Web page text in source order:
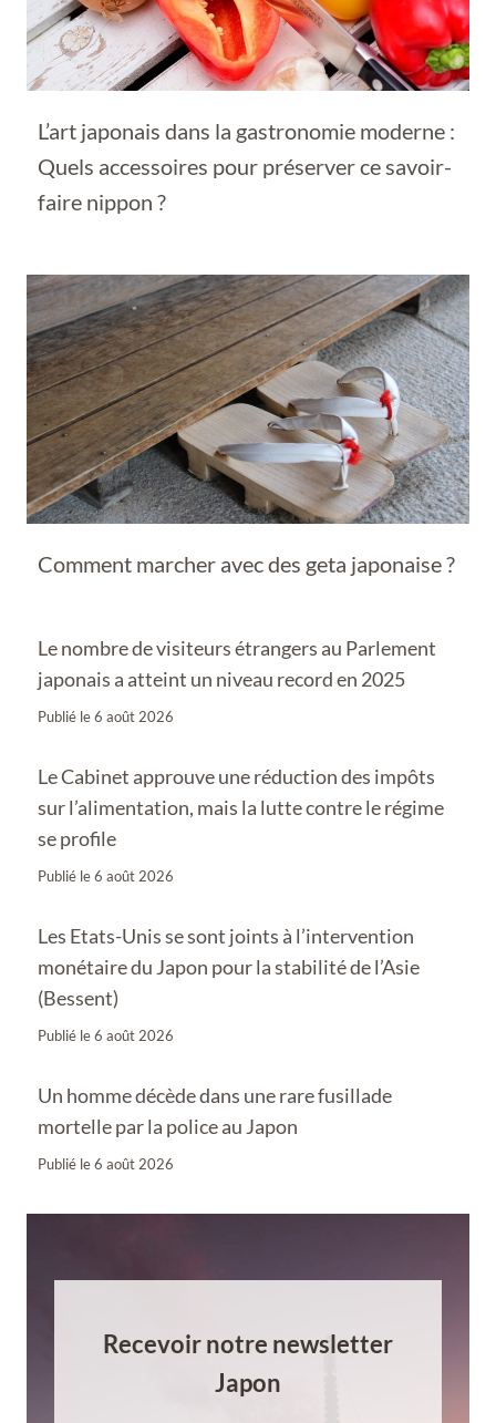
L’art japonais dans la gastronomie moderne :
Quels accessoires pour préserver ce savoir-
faire nippon ?
Comment marcher avec des geta japonaise ?
Le nombre de visiteurs étrangers au Parlement
japonais a atteint un niveau record en 2025
Publié le6 août 2026
Le Cabinet approuve une réduction des impôts
sur l’alimentation, mais la lutte contre le régime
se profile
Publié le6 août 2026
Les Etats-Unis se sont joints à l’intervention
monétaire du Japon pour la stabilité de l’Asie
(Bessent)
Publié le6 août 2026
Un homme décède dans une rare fusillade
mortelle par la police au Japon
Publié le6 août 2026
Recevoir notre newsletter
Japon